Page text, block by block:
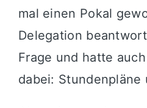
mal einen Pokal
Delegation
Frage und hatte
dabei: Stundenpläne